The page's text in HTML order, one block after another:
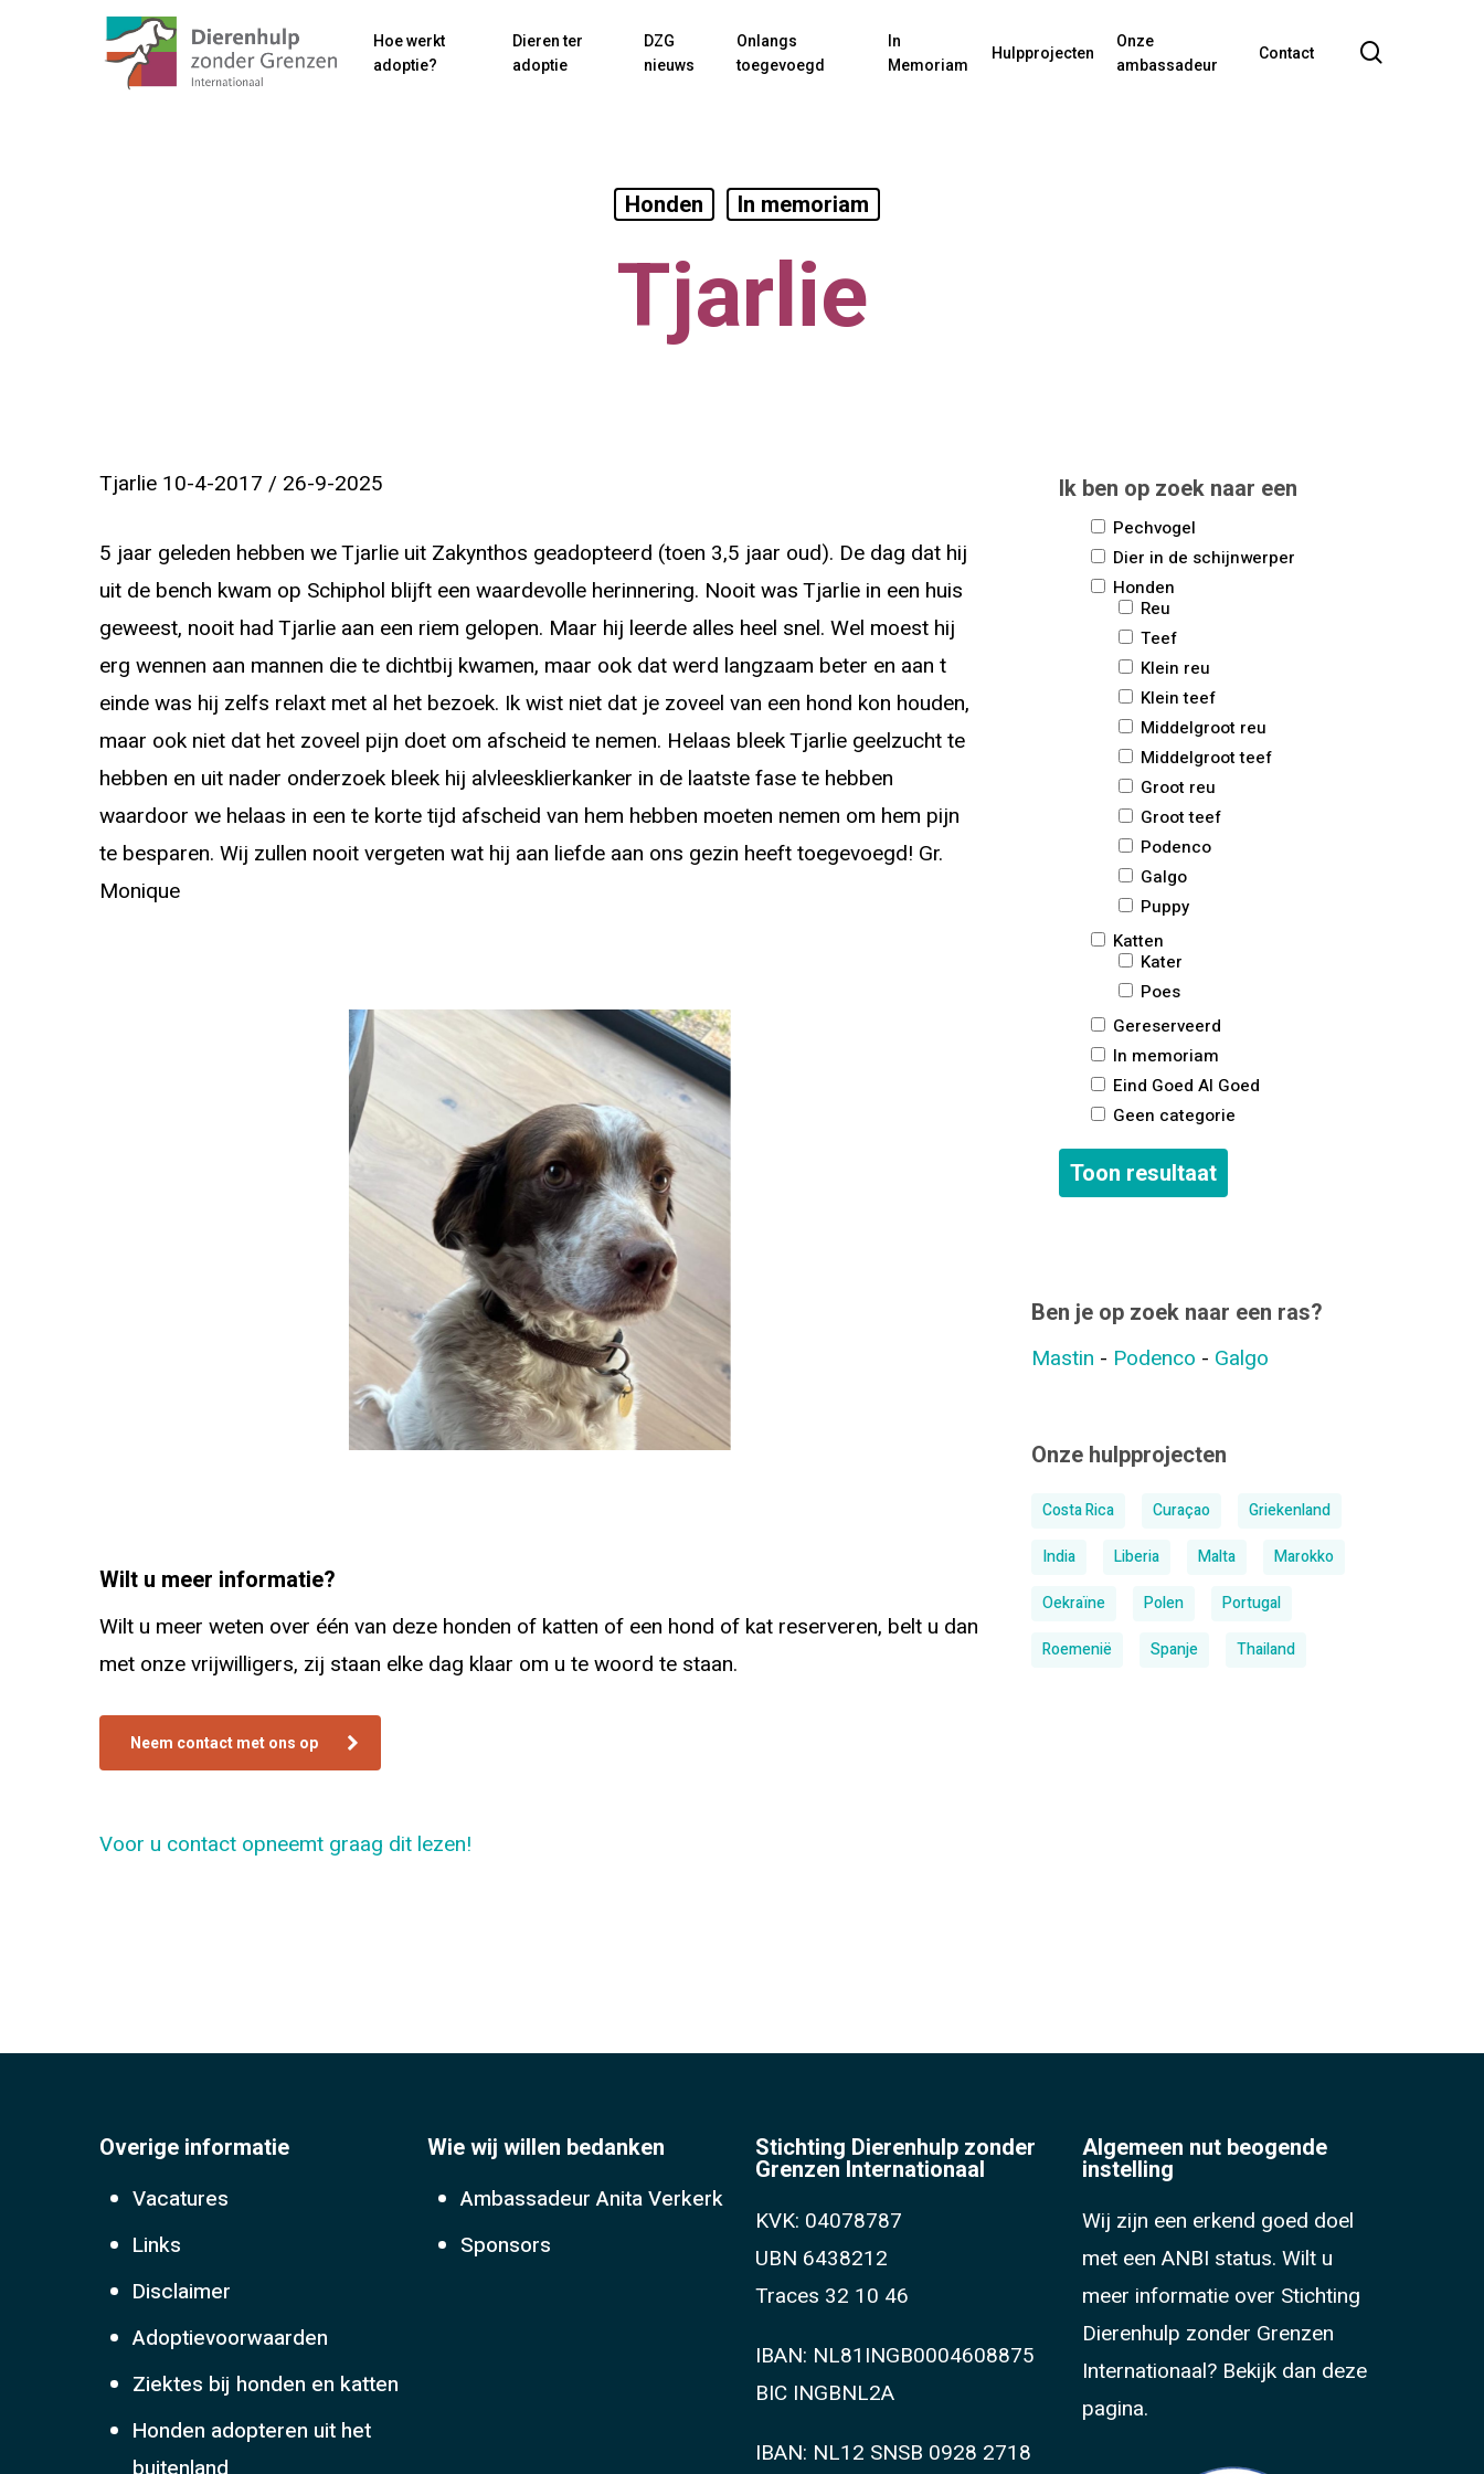
Hoe werkt
adoptie?
Dieren ter
adoptie
DZG
nieuws
Onlangs
toegevoegd
In
Memoriam
Hulpprojecten
Onze
ambassadeur
Contact
Honden In memoriam
Tjarlie
Tjarlie 10-4-2017 / 26-9-2025
5 jaar geleden hebben we Tjarlie uit Zakynthos geadopteerd (toen 3,5 jaar oud). De dag dat hij
uit de bench kwam op Schiphol blijft een waardevolle herinnering. Nooit was Tjarlie in een huis
geweest, nooit had Tjarlie aan een riem gelopen. Maar hij leerde alles heel snel. Wel moest hij
erg wennen aan mannen die te dichtbij kwamen, maar ook dat werd langzaam beter en aan t
einde was hij zelfs relaxt met al het bezoek. Ik wist niet dat je zoveel van een hond kon houden,
maar ook niet dat het zoveel pijn doet om afscheid te nemen. Helaas bleek Tjarlie geelzucht te
hebben en uit nader onderzoek bleek hij alvleesklierkanker in de laatste fase te hebben
waardoor we helaas in een te korte tijd afscheid van hem hebben moeten nemen om hem pijn
te besparen. Wij zullen nooit vergeten wat hij aan liefde aan ons gezin heeft toegevoegd! Gr.
Monique
Wilt u meer informatie?
Wilt u meer weten over één van deze honden of katten of een hond of kat reserveren, belt u dan
met onze vrijwilligers, zij staan elke dag klaar om u te woord te staan.
Neem contact met ons op
Voor u contact opneemt graag dit lezen!
Ik ben op zoek naar een
Pechvogel
Dier in de schijnwerper
Honden
Reu
Teef
Klein reu
Klein teef
Middelgroot reu
Middelgroot teef
Groot reu
Groot teef
Podenco
Galgo
Puppy
Katten
Kater
Poes
Gereserveerd
In memoriam
Eind Goed Al Goed
Geen categorie
Ben je op zoek naar een ras?
Mastin - Podenco - Galgo
Onze hulpprojecten
Costa Rica Curaçao
Griekenland
India
Liberia Malta
Marokko
Oekraïne
Polen
Portugal
Roemenië
Spanje Thailand
Overige informatie
Vacatures
Links
Disclaimer
Adoptievoorwaarden
Ziektes bij honden en katten
Honden adopteren uit het
Wie wij willen bedanken
Ambassadeur Anita Verkerk
Sponsors
Stichting Dierenhulp zonder
Grenzen Internationaal
KVK: 04078787
UBN 6438212
Traces 32 10 46
IBAN: NL81INGB0004608875
BIC INGBNL2A
IBAN: NL12 SNSB 0928 2718
Algemeen nut beogende
instelling
Wij zijn een erkend goed doel
met een ANBI status. Wilt u
meer informatie over Stichting
Dierenhulp zonder Grenzen
Internationaal? Bekijk dan deze
pagina.